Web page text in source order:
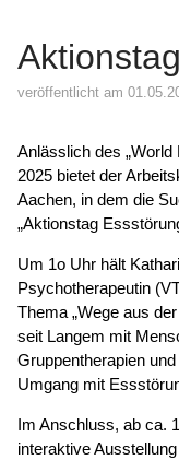
veröffentlicht am
Anlässlich des
2025 bietet der
Aachen, in dem die
„Aktionstag
Um 1o Uhr hält
Psychotherapeutin
Thema „Wege aus
seit Langem mit
Gruppentherapien
Umgang mit
Im Anschluss, ab ca.
interaktive